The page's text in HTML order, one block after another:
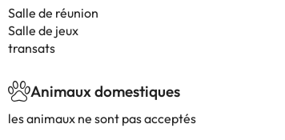
Salle de réunion
Salle de jeux
transats
Animaux domestiques
les animaux ne sont pas acceptés